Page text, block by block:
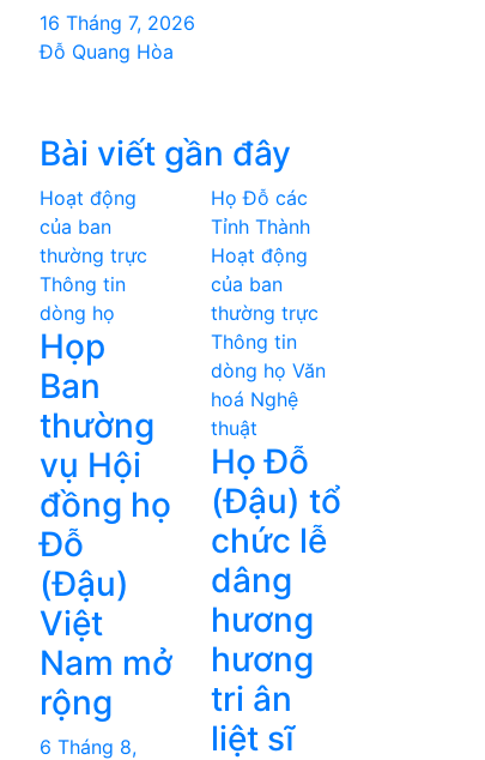
16 Tháng 7, 2026
Đỗ Quang Hòa
Bài viết gần đây
Hoạt động
của ban
thường trực
Thông tin
dòng họ
Họp
Ban
thường
vụ Hội
đồng họ
Đỗ
(Đậu)
Việt
Nam mở
rộng
6 Tháng 8,
Họ Đỗ các
Tỉnh Thành
Hoạt động
của ban
thường trực
Thông tin
dòng họ Văn
hoá Nghệ
thuật
Họ Đỗ
(Đậu) tổ
chức lễ
dâng
hương
hương
tri ân
liệt sĩ